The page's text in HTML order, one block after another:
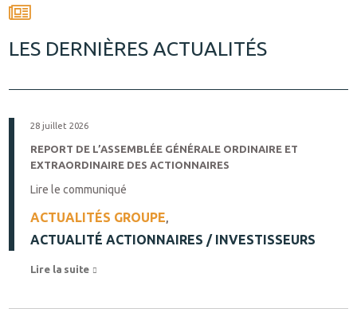
LES DERNIÈRES ACTUALITÉS
28 juillet 2026
REPORT DE L’ASSEMBLÉE GÉNÉRALE ORDINAIRE ET
EXTRAORDINAIRE DES ACTIONNAIRES
Lire le communiqué
ACTUALITÉS GROUPE,
ACTUALITÉ ACTIONNAIRES / INVESTISSEURS
Lire la suite